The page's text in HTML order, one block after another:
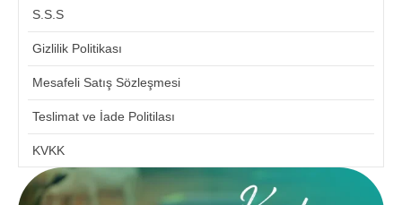
S.S.S
Gizlilik Politikası
Mesafeli Satış Sözleşmesi
Teslimat ve İade Politilası
KVKK